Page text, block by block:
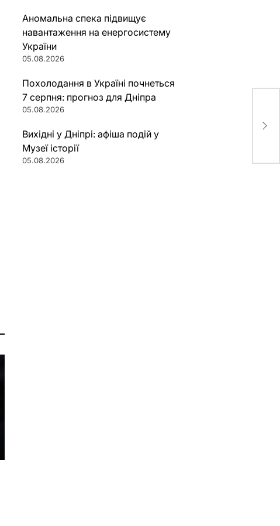
Аномальна спека підвищує
навантаження на енергосистему
України
05.08.2026
Похолодання в Україні почнеться
7 серпня: прогноз для Дніпра
05.08.2026
Вихідні у Дніпрі: афіша подій у
Музеї історії
05.08.2026